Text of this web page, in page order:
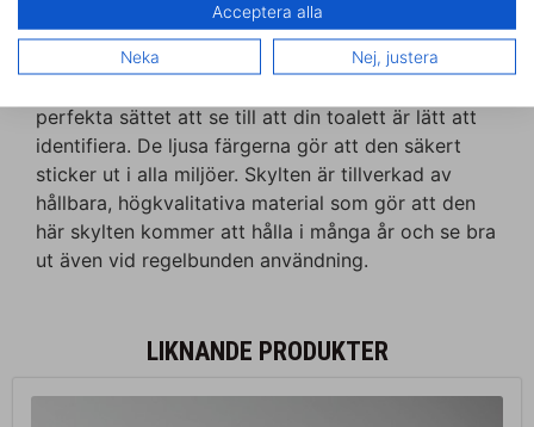
BESKRIVNING
perfekta sättet att se till att din toalett är lätt att
identifiera. De ljusa färgerna gör att den säkert
sticker ut i alla miljöer. Skylten är tillverkad av
hållbara, högkvalitativa material som gör att den
här skylten kommer att hålla i många år och se bra
ut även vid regelbunden användning.
LIKNANDE PRODUKTER
Acceptera alla
Neka Nej, justera